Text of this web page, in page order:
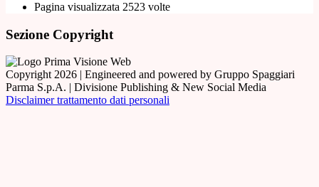
Pagina visualizzata 2523 volte
Sezione Copyright
Copyright 2026 | Engineered and powered by Gruppo Spaggiari
Parma S.p.A. | Divisione Publishing & New Social Media
Disclaimer trattamento dati personali